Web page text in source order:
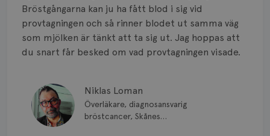
Bröstgångarna kan ju ha fått blod i sig vid
provtagningen och så rinner blodet ut samma väg
som mjölken är tänkt att ta sig ut. Jag hoppas att
du snart får besked om vad provtagningen visade.
Niklas Loman
Överläkare, diagnosansvarig
bröstcancer, Skånes